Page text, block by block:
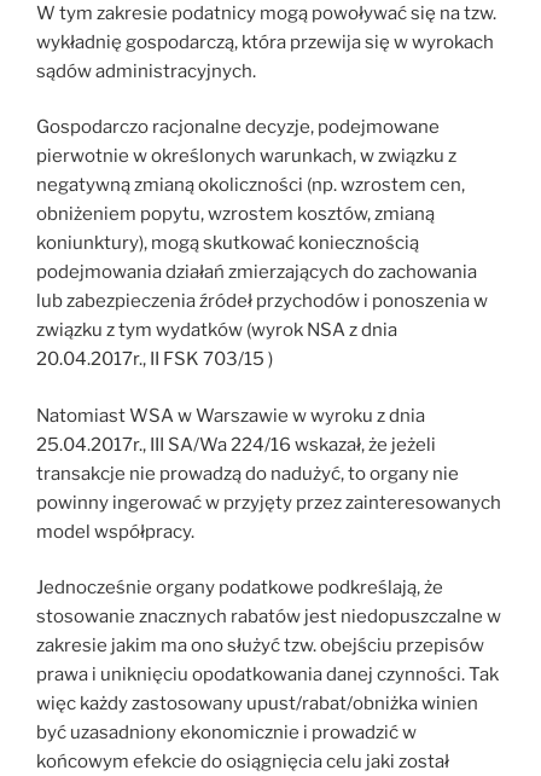
W tym zakresie podatnicy mogą powoływać się na tzw.
wykładnię gospodarczą, która przewija się w wyrokach
sądów administracyjnych.
Gospodarczo racjonalne decyzje, podejmowane
pierwotnie w określonych warunkach, w związku z
negatywną zmianą okoliczności (np. wzrostem cen,
obniżeniem popytu, wzrostem kosztów, zmianą
koniunktury), mogą skutkować koniecznością
podejmowania działań zmierzających do zachowania
lub zabezpieczenia źródeł przychodów i ponoszenia w
związku z tym wydatków (wyrok NSA z dnia
20.04.2017r., II FSK 703/15 )
Natomiast WSA w Warszawie w wyroku z dnia
25.04.2017r., III SA/Wa 224/16 wskazał, że jeżeli
transakcje nie prowadzą do nadużyć, to organy nie
powinny ingerować w przyjęty przez zainteresowanych
model współpracy.
Jednocześnie organy podatkowe podkreślają, że
stosowanie znacznych rabatów jest niedopuszczalne w
zakresie jakim ma ono służyć tzw. obejściu przepisów
prawa i uniknięciu opodatkowania danej czynności. Tak
więc każdy zastosowany upust/rabat/obniżka winien
być uzasadniony ekonomicznie i prowadzić w
końcowym efekcie do osiągnięcia celu jaki został